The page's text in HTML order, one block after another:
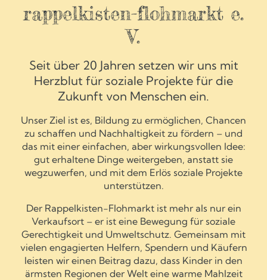
rappelkisten-flohmarkt e.
V.
Seit über 20 Jahren setzen wir uns mit
Herzblut für soziale Projekte für die
Zukunft von Menschen ein.
Unser Ziel ist es, Bildung zu ermöglichen, Chancen
zu schaffen und Nachhaltigkeit zu fördern – und
das mit einer einfachen, aber wirkungsvollen Idee:
gut erhaltene Dinge weitergeben, anstatt sie
wegzuwerfen, und mit dem Erlös soziale Projekte
unterstützen.
Der Rappelkisten-Flohmarkt ist mehr als nur ein
Verkaufsort – er ist eine Bewegung für soziale
Gerechtigkeit und Umweltschutz. Gemeinsam mit
vielen engagierten Helfern, Spendern und Käufern
leisten wir einen Beitrag dazu, dass Kinder in den
ärmsten Regionen der Welt eine warme Mahlzeit